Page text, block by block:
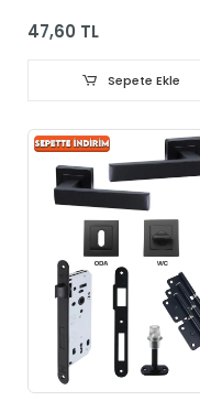
47,60 TL
Sepete Ekle